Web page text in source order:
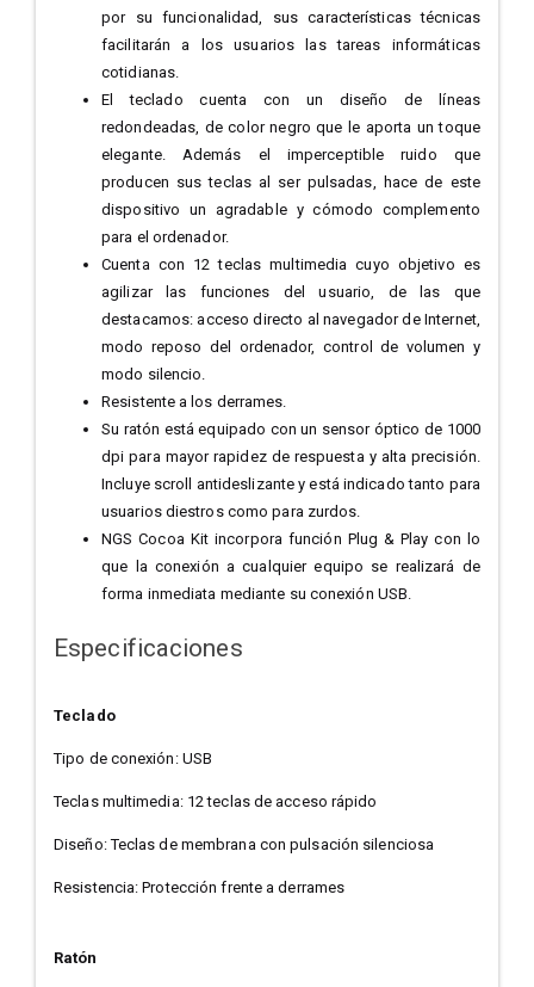
por su funcionalidad, sus características técnicas
facilitarán a los usuarios las tareas informáticas
cotidianas.
El teclado cuenta con un diseño de líneas
redondeadas, de color negro que le aporta un toque
elegante. Además el imperceptible ruido que
producen sus teclas al ser pulsadas, hace de este
dispositivo un agradable y cómodo complemento
para el ordenador.
Cuenta con 12 teclas multimedia cuyo objetivo es
agilizar las funciones del usuario, de las que
destacamos: acceso directo al navegador de Internet,
modo reposo del ordenador, control de volumen y
modo silencio.
Resistente a los derrames.
Su ratón está equipado con un sensor óptico de 1000
dpi para mayor rapidez de respuesta y alta precisión.
Incluye scroll antideslizante y está indicado tanto para
usuarios diestros como para zurdos.
NGS Cocoa Kit incorpora función Plug & Play con lo
que la conexión a cualquier equipo se realizará de
forma inmediata mediante su conexión USB.
Especificaciones
Teclado
Tipo de conexión: USB
Teclas multimedia: 12 teclas de acceso rápido
Diseño: Teclas de membrana con pulsación silenciosa
Resistencia: Protección frente a derrames
Ratón